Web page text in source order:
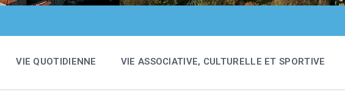
VIE QUOTIDIENNE VIE ASSOCIATIVE, CULTURELLE ET SPORTIVE